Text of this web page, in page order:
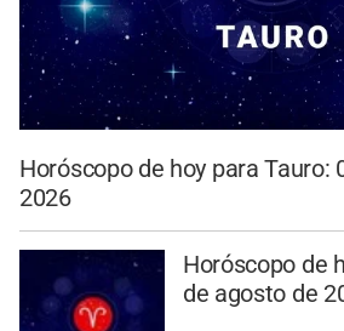
Horóscopo de hoy para Tauro:
2026
Horóscopo de
de agosto de